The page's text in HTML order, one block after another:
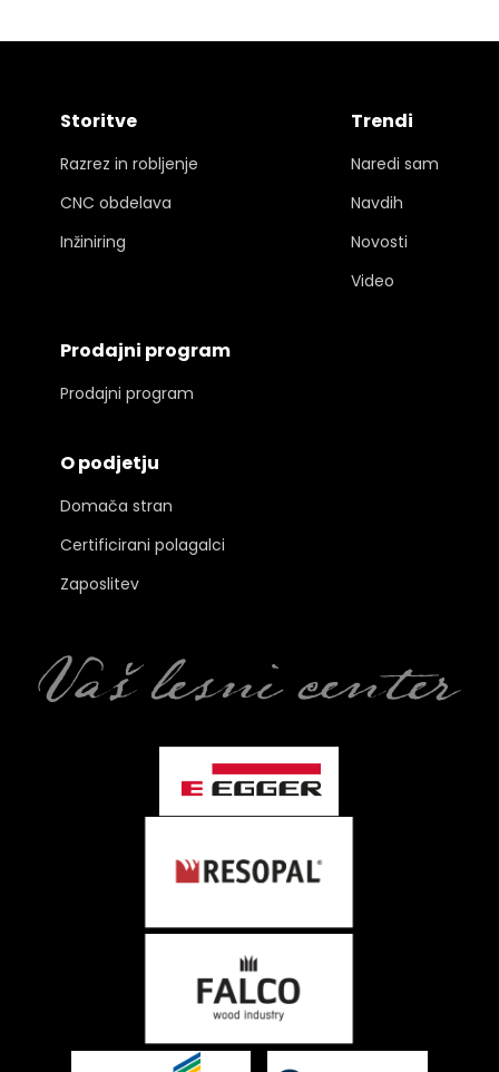
Storitve
Razrez in robljenje
CNC obdelava
Inžiniring
Trendi
Naredi sam
Navdih
Novosti
Video
Prodajni program
Prodajni program
O podjetju
Domača stran
Certificirani polagalci
Zaposlitev